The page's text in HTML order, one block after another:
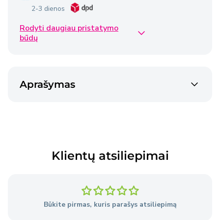
2-3 dienos
Omniva siunta
Venipak siunta
2-3 dienos
Prekės pristatomos per 2–3 darbo dienas nuo
Pardavėjo sandėlyje nėra reikiamų prekių.
Išsami informacijaapie pristatymo sąlygas.
Rodyti daugiau pristatymo
būdų
Aprašymas
Klientų atsiliepimai
Būkite pirmas, kuris parašys atsiliepimą